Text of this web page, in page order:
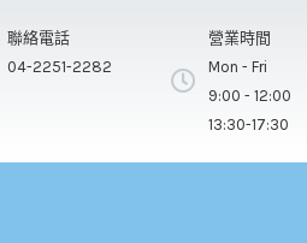
聯絡電話
04-2251-2282
營業時間
Mon - Fri
9:00 - 12:00
13:30-17:30